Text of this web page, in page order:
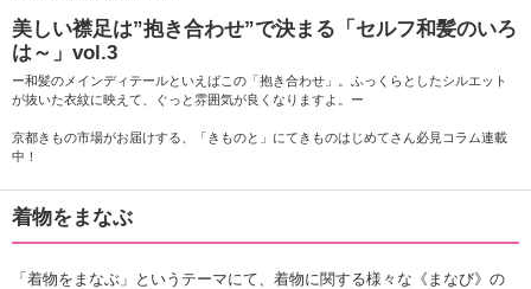
美しい襟足は”抱き合わせ”で決まる「セルフ和髪のいろ
は～」vol.3
ー和髪のメインディテールといえばこの「抱き合わせ」。ふっくらとしたシルエット
が抜いた衣紋に映えて、ぐっと雰囲気が良くなりますよ。ー
京都きもの市場がお届けする、「きものと」にてきものはじめてさん必見コラム連載
中！
着物をまなぶ
「着物をまなぶ」というテーマにて、着物に関する様々な《まなび》の